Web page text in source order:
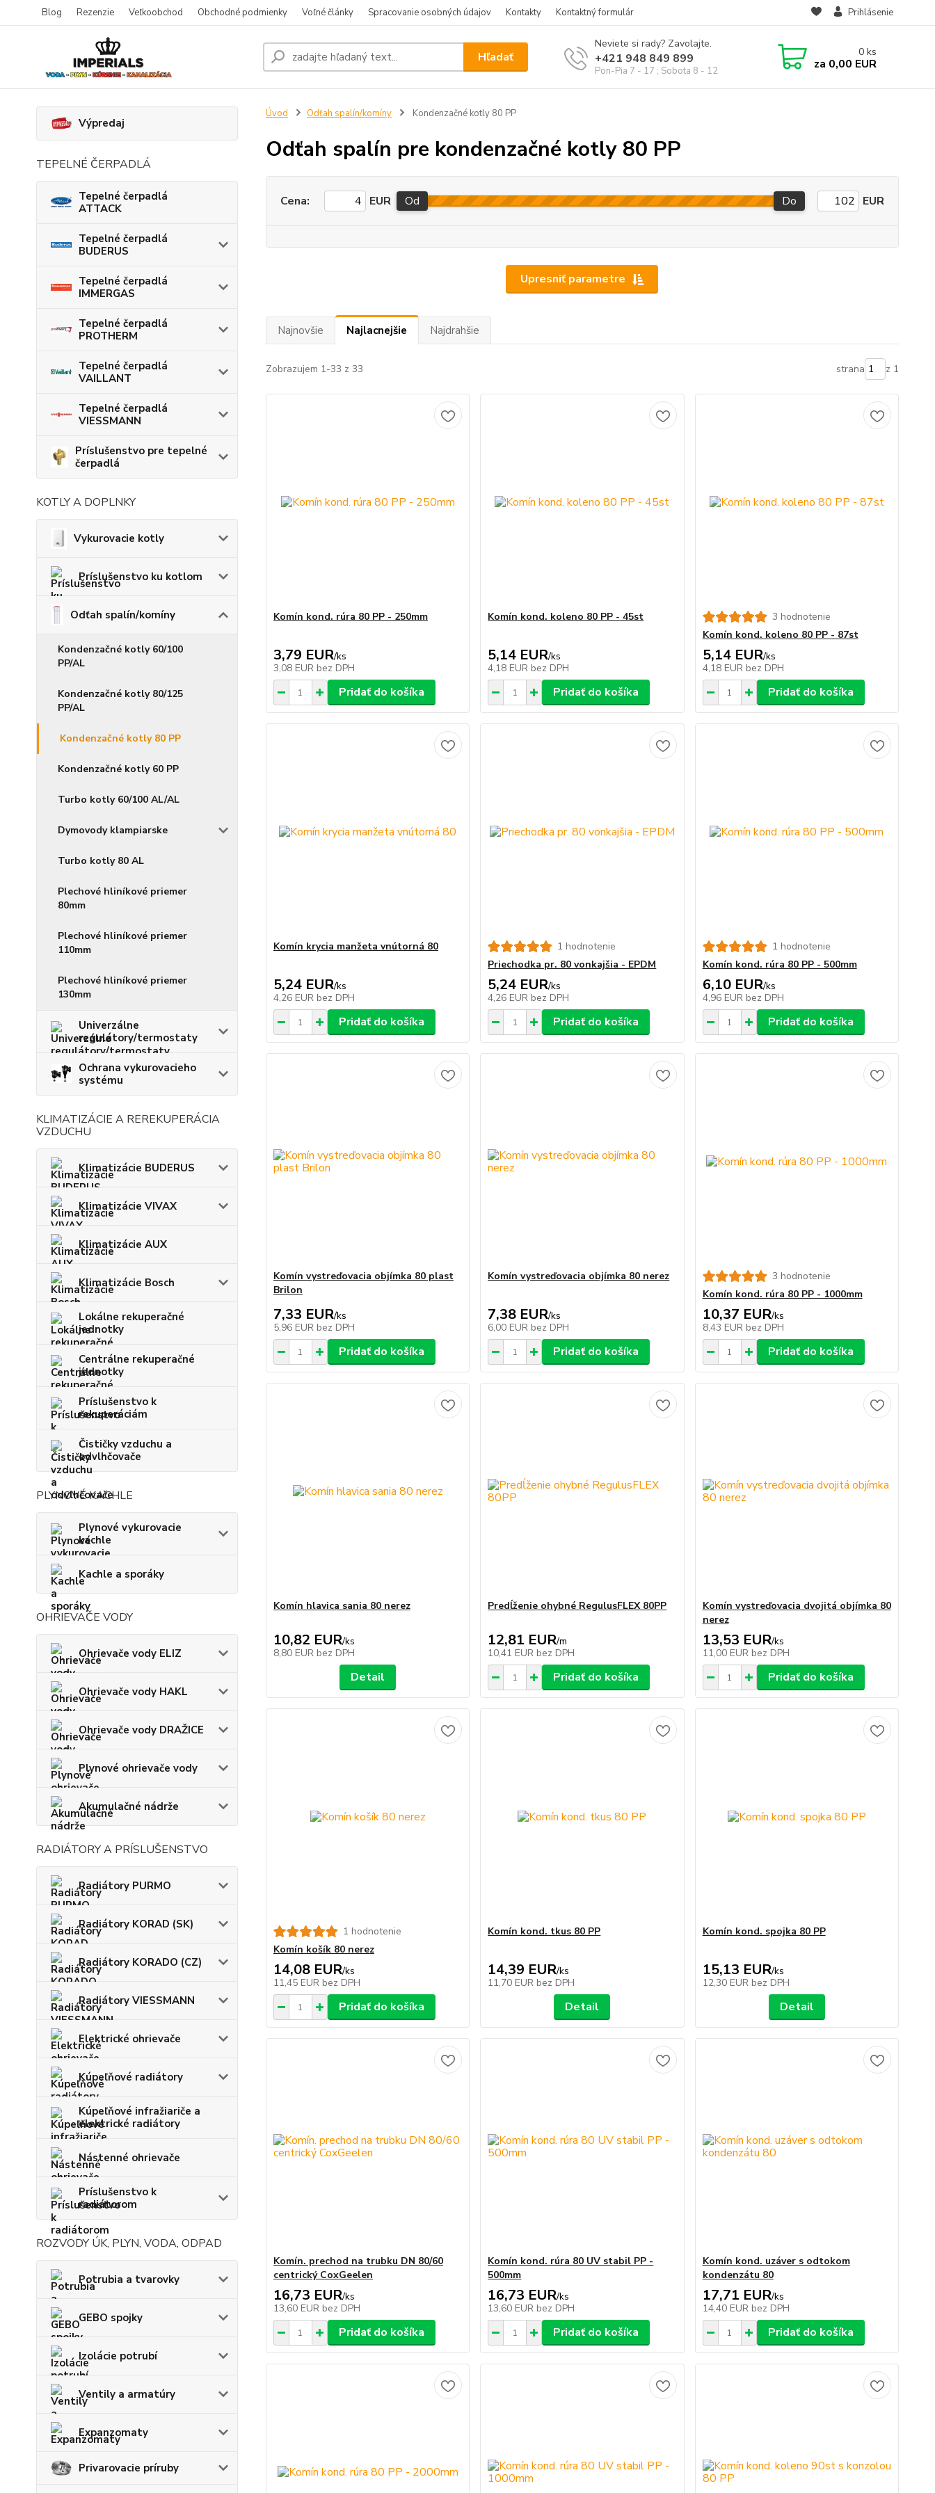
Blog Rezenzie Veľkoobchod Obchodné podmienky Voľné články Spracovanie osobných údajov Kontakty Kontaktný formulár Prihlásenie
Hľadať
Neviete si rady? Zavolajte.
+421 948 849 899
Pon-Pia 7 - 17 ; Sobota 8 - 12
0 ks
za 0,00 EUR
Výpredaj
TEPELNÉ ČERPADLÁ
Tepelné čerpadlá
ATTACK
Tepelné čerpadlá
BUDERUS
Tepelné čerpadlá
IMMERGAS
Tepelné čerpadlá
PROTHERM
Tepelné čerpadlá
VAILLANT
Tepelné čerpadlá
VIESSMANN
Príslušenstvo pre tepelné
čerpadlá
KOTLY A DOPLNKY
Vykurovacie kotly
Príslušenstvo ku kotlom
Odťah spalín/komíny
Kondenzačné kotly 60/100
PP/AL
Kondenzačné kotly 80/125
PP/AL
Kondenzačné kotly 80 PP
Kondenzačné kotly 60 PP
Turbo kotly 60/100 AL/AL
Dymovody klampiarske
Turbo kotly 80 AL
Plechové hliníkové priemer
80mm
Plechové hliníkové priemer
110mm
Plechové hliníkové priemer
130mm
Univerzálne
regulátory/termostaty
Ochrana vykurovacieho
systému
KLIMATIZÁCIE A REREKUPERÁCIA
VZDUCHU
Klimatizácie BUDERUS
Klimatizácie VIVAX
Klimatizácie AUX
Klimatizácie Bosch
Lokálne rekuperačné
jednotky
Centrálne rekuperačné
jednotky
Príslušenstvo k
rekuperáciám
Čističky vzduchu a
odvlhčovače
PLYNOVÉ KACHLE
Plynové vykurovacie
kachle
Kachle a sporáky
OHRIEVAČE VODY
Ohrievače vody ELIZ
Ohrievače vody HAKL
Ohrievače vody DRAŽICE
Plynové ohrievače vody
Akumulačné nádrže
RADIÁTORY A PRÍSLUŠENSTVO
Radiátory PURMO
Radiátory KORAD (SK)
Radiátory KORADO (CZ)
Radiátory VIESSMANN
Elektrické ohrievače
Kúpeľňové radiátory
Kúpeľňové infražiariče a
elektrické radiátory
Nástenné ohrievače
Príslušenstvo k
radiátorom
ROZVODY ÚK, PLYN, VODA, ODPAD
Potrubia a tvarovky
GEBO spojky
Izolácie potrubí
Ventily a armatúry
Expanzomaty
Privarovacie príruby
Úvod Odťah spalín/komíny Kondenzačné kotly 80 PP
Odťah spalín pre kondenzačné kotly 80 PP
Upresniť parametre
Cena: EUR Od Do EUR
Najnovšie Najlacnejšie Najdrahšie
Zobrazujem 1-33 z 33 strana z 1
Komín kond. rúra 80 PP - 250mm
3,79 EUR/ks
3,08 EUR bez DPH
Pridať do košíka
Komín kond. koleno 80 PP - 45st
5,14 EUR/ks
4,18 EUR bez DPH
Pridať do košíka
3 hodnotenie
Komín kond. koleno 80 PP - 87st
5,14 EUR/ks
4,18 EUR bez DPH
Pridať do košíka
Komín krycia manžeta vnútorná 80
5,24 EUR/ks
4,26 EUR bez DPH
Pridať do košíka
1 hodnotenie
Priechodka pr. 80 vonkajšia - EPDM
5,24 EUR/ks
4,26 EUR bez DPH
Pridať do košíka
1 hodnotenie
Komín kond. rúra 80 PP - 500mm
6,10 EUR/ks
4,96 EUR bez DPH
Pridať do košíka
Komín vystreďovacia objímka 80 plast
Brilon
7,33 EUR/ks
5,96 EUR bez DPH
Pridať do košíka
Komín vystreďovacia objímka 80 nerez
7,38 EUR/ks
6,00 EUR bez DPH
Pridať do košíka
3 hodnotenie
Komín kond. rúra 80 PP - 1000mm
10,37 EUR/ks
8,43 EUR bez DPH
Pridať do košíka
Komín hlavica sania 80 nerez
10,82 EUR/ks
8,80 EUR bez DPH
Detail
Predĺženie ohybné RegulusFLEX 80PP
12,81 EUR/m
10,41 EUR bez DPH
Pridať do košíka
Komín vystreďovacia dvojitá objímka 80
nerez
13,53 EUR/ks
11,00 EUR bez DPH
Pridať do košíka
1 hodnotenie
Komín košík 80 nerez
14,08 EUR/ks
11,45 EUR bez DPH
Pridať do košíka
Komín kond. tkus 80 PP
14,39 EUR/ks
11,70 EUR bez DPH
Detail
Komín kond. spojka 80 PP
15,13 EUR/ks
12,30 EUR bez DPH
Detail
Komín. prechod na trubku DN 80/60
centrický CoxGeelen
16,73 EUR/ks
13,60 EUR bez DPH
Pridať do košíka
Komín kond. rúra 80 UV stabil PP -
500mm
16,73 EUR/ks
13,60 EUR bez DPH
Pridať do košíka
Komín kond. uzáver s odtokom
kondenzátu 80
17,71 EUR/ks
14,40 EUR bez DPH
Pridať do košíka